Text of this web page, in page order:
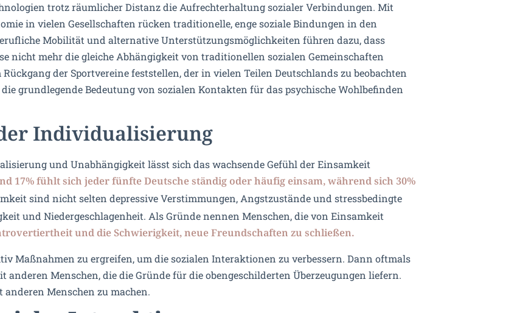
trotz räumlicher Distanz die Aufrechterhaltung sozialer Verbindungen. Mit
in vielen Gesellschaften rücken traditionelle, enge soziale Bindungen in den
Mobilität und alternative Unterstützungsmöglichkeiten führen dazu, dass
nicht mehr die gleiche Abhängigkeit von traditionellen sozialen Gemeinschaften
der Sportvereine feststellen, der in vielen Teilen Deutschlands zu beobachten
grundlegende Bedeutung von sozialen Kontakten für das psychische Wohlbefinden
Individualisierung
und Unabhängigkeit lässt sich das wachsende Gefühl der Einsamkeit
17% fühlt sich jeder fünfte Deutsche ständig oder häufig einsam, während sich 30%
sind nicht selten depressive Verstimmungen, Angstzustände und stressbedingte
und Niedergeschlagenheit. Als Gründe nennen Menschen, die von Einsamkeit
und die Schwierigkeit, neue Freundschaften zu schließen.
Maßnahmen zu ergreifen, um die sozialen Interaktionen zu verbessern. Dann oftmals
anderen Menschen, die die Gründe für die obengeschilderten Überzeugungen liefern.
Menschen zu machen.